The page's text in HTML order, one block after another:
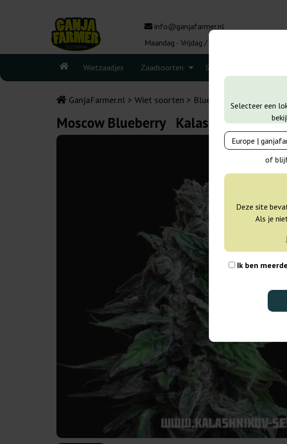
Selecteer een
of
Deze site
Als je
Ik ben
info@ganjafarmer.nl
Maandag - Vrijdag / 10:00 - 16:00
Wietzaadjes Zaadsoorten Seedbanks
GanjaFarmer.nl Wiet soorten Blueberry
Moscow Blueberry Kalashnikov Seeds